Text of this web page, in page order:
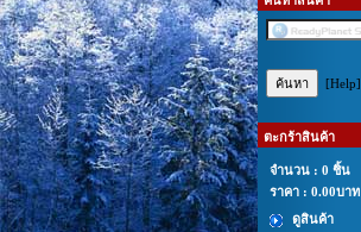
[Help]
ตะกร้าสินค้า
จำนวน : 0 ชิ้น
ราคา : 0.00บาท
ดูสินค้า